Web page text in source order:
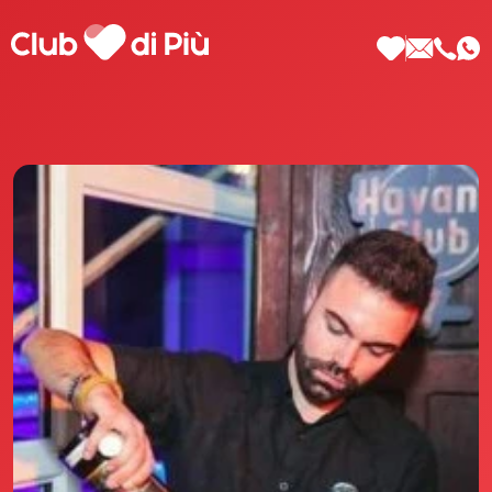
Scopri Club di Più
Le testimonianze Club di Più
La fondatrice Valeria Pilla
Annunci Donne
Agenzia matrimoniale Club di Più
Love Notebook